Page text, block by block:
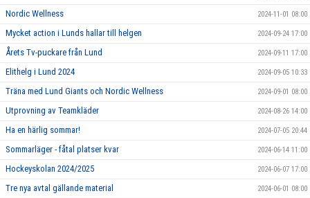
Nordic Wellness 2024-11-01 08:00
Mycket action i Lunds hallar till helgen 2024-09-24 17:00
Årets Tv-puckare från Lund 2024-09-11 17:00
Elithelg i Lund 2024 2024-09-05 10:33
Träna med Lund Giants och Nordic Wellness 2024-09-01 08:00
Utprovning av Teamkläder 2024-08-26 14:00
Ha en härlig sommar! 2024-07-05 20:44
Sommarläger - fåtal platser kvar 2024-06-14 11:00
Hockeyskolan 2024/2025 2024-06-07 17:00
Tre nya avtal gällande material 2024-06-01 08:00